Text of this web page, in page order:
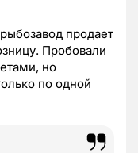
продает
Пробовали
но
по одной